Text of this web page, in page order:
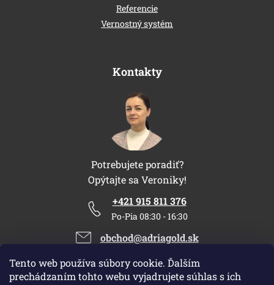
Tento web používa súbory cookie. Ďalším
prechádzaním tohto webu vyjadrujete súhlas s ich
Referencie
Vernostný systém
Kontakty
Potrebujete poradiť?
Opýtajte sa Veroniky!
+421 915 811 376
Po-Pia 08:30 - 16:30
obchod@adriagold.sk